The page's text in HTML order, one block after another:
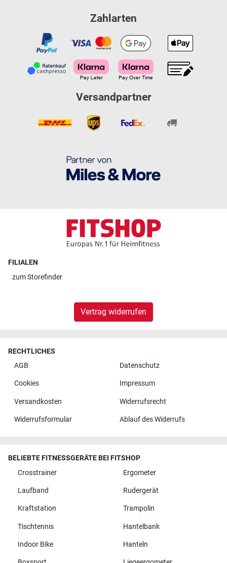
Zahlarten
Versandpartner
FILIALEN
zumStorefinder
Vertrag widerrufen
RECHTLICHES
AGB
Datenschutz
Cookies Impressum
Versandkosten Widerrufsrecht
Widerrufsformular Ablauf des Widerrufs
BELIEBTE FITNESSGERÄTE BEI FITSHOP
Crosstrainer
Ergometer
Laufband Rudergerät
Kraftstation Trampolin
Tischtennis Hantelbank
Indoor Bike Hanteln